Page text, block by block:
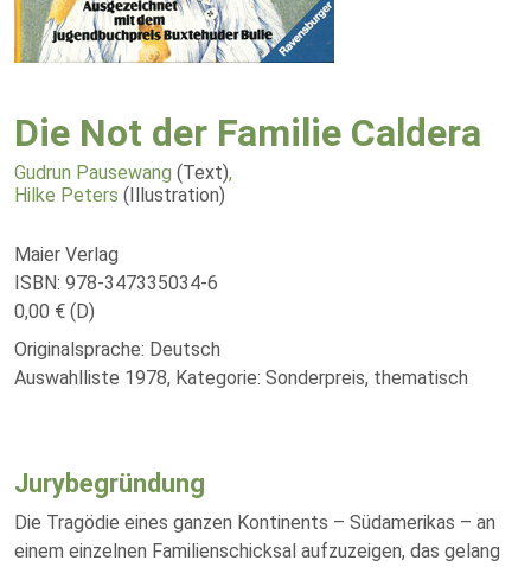
Die Not der Familie Caldera
Gudrun Pausewang (Text),
Hilke Peters (Illustration)
Maier Verlag
ISBN: 978-347335034-6
0,00 € (D)
Originalsprache: Deutsch
Auswahlliste 1978, Kategorie: Sonderpreis, thematisch
Jurybegründung
Die Tragödie eines ganzen Kontinents – Südamerikas – an
einem einzelnen Familienschicksal aufzuzeigen, das gelang